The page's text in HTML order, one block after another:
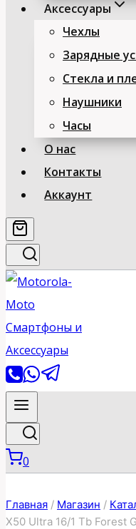
Аксессуары
Чехлы
Зарядные
Стекла и
Наушники
Часы
О нас
Контакты
Аккаунт
0
Главная / Магазин /
X50 Ultra 16/1 Tb Forest